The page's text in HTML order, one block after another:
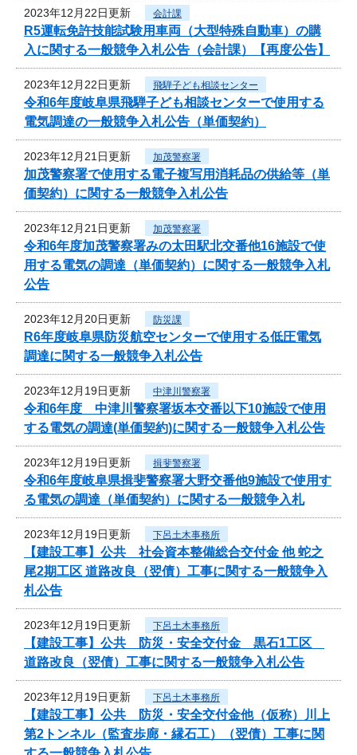
2023年12月22日更新 会計課
R5運転免許技能試験用車両（大型特殊自動車）の購
入に関する一般競争入札公告（会計課）【再度公告】
2023年12月22日更新 飛騨子ども相談センター
令和6年度岐阜県飛騨子ども相談センターで使用する
電気調達の一般競争入札公告（単価契約）
2023年12月21日更新 加茂警察署
加茂警察署で使用する電子複写用消耗品の供給等（単
価契約）に関する一般競争入札公告
2023年12月21日更新 加茂警察署
令和6年度加茂警察署みの太田駅北交番他16施設で使
用する電気の調達（単価契約）に関する一般競争入札
公告
2023年12月20日更新 防災課
R6年度岐阜県防災航空センターで使用する低圧電気
調達に関する一般競争入札公告
2023年12月19日更新 中津川警察署
令和6年度 中津川警察署坂本交番以下10施設で使用
する電気の調達(単価契約)に関する一般競争入札公告
2023年12月19日更新 揖斐警察署
令和6年度岐阜県揖斐警察署大野交番他9施設で使用す
る電気の調達（単価契約）に関する一般競争入札
2023年12月19日更新 下呂土木事務所
【建設工事】公共 社会資本整備総合交付金 他 蛇之
尾2期工区 道路改良（翌債）工事に関する一般競争入
札公告
2023年12月19日更新 下呂土木事務所
【建設工事】公共 防災・安全交付金 黒石1工区
道路改良（翌債）工事に関する一般競争入札公告
2023年12月19日更新 下呂土木事務所
【建設工事】公共 防災・安全交付金他（仮称）川上
第2トンネル（監査歩廊・縁石工）（翌債）工事に関